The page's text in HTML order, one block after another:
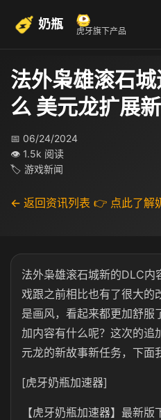
奶瓶 虎牙旗下产品
法外枭雄滚石
么 美元龙扩展
📅 06/24/2024
👁 1.5k 阅读
🏷 游戏新闻
← 返回资讯列表 👉 点此了解
法外枭雄滚石城新的DLC内
戏跟之前相比也有了很大的
是画风，看起来都更加舒服
加内容有什么呢？这次的追
元龙的新故事新任务，下面
[虎牙奶瓶加速器]
【虎牙奶瓶加速器】最新版